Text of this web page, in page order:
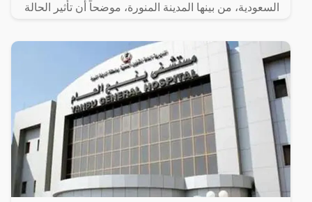
السعودية، من بينها المدينة المنورة، موضحاً أن تأثير الحالة